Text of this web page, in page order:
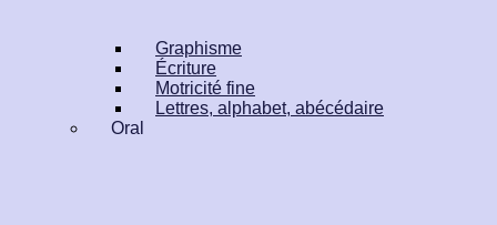
Graphisme
Écriture
Motricité fine
Lettres, alphabet, abécédaire
Oral